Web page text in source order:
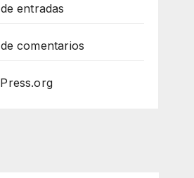
entradas
comentarios